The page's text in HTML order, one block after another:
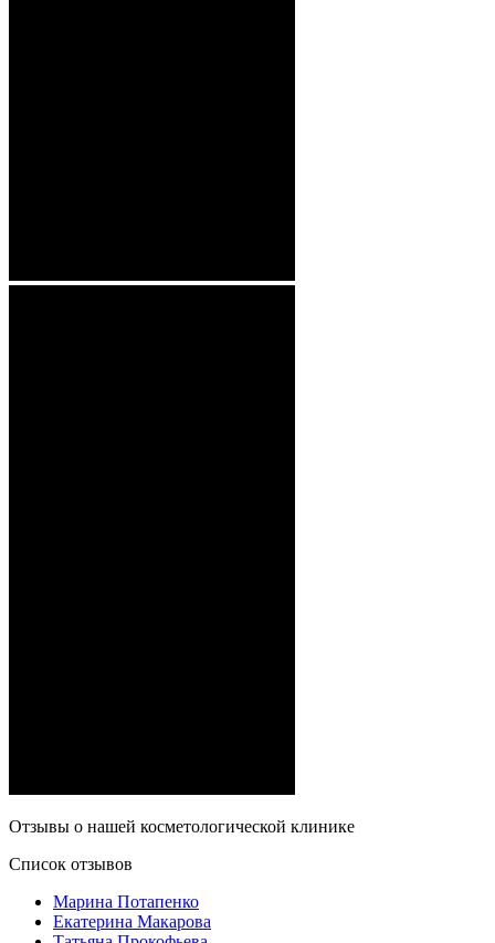
Отзывы о нашей косметологической клинике
Список отзывов
Марина Потапенко
Екатерина Макарова